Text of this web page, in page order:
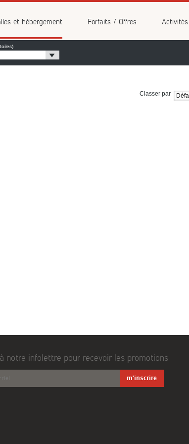
et hébergement Forfaits / Offres Activités
Classer par
notre infolettre pour recevoir les promotions